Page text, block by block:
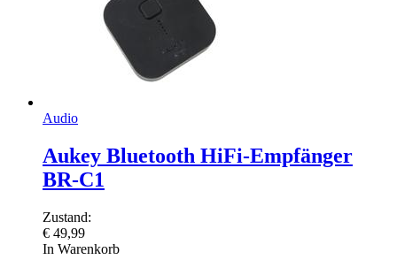
Audio
Aukey Bluetooth HiFi-Empfänger
BR-C1
Zustand:
€ 49,99
In Warenkorb